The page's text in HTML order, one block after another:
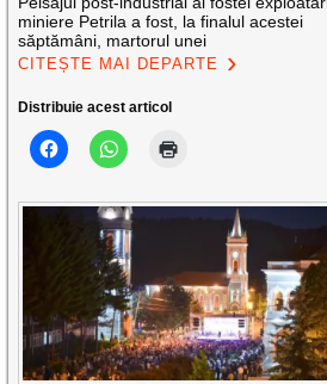
miniere Petrila a fost, la finalul acestei
săptămâni, martorul unei
CITEȘTE MAI DEPARTE
Distribuie acest articol